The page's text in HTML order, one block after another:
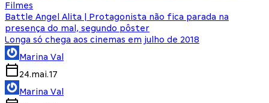
Filmes
Battle Angel Alita | Protagonista não fica parada na
presença do mal, segundo pôster
Longa só chega aos cinemas em julho de 2018
Marina Val
24.mai.17
Marina Val